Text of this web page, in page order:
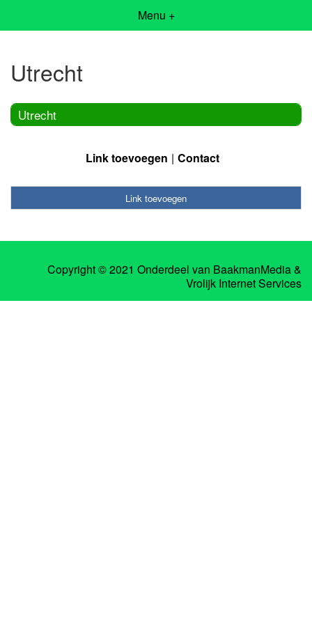
Menu +
Utrecht
Utrecht
Link toevoegen Contact
Link toevoegen
Copyright © 2021 Onderdeel van BaakmanMedia&
Vrolijk Internet Services